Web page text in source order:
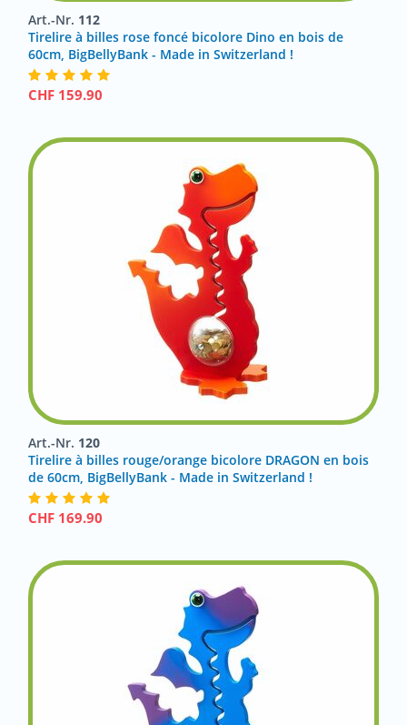
Art.-Nr. 112
Tirelire à billes rose foncé bicolore Dino en bois de
60cm, BigBellyBank - Made in Switzerland !
CHF 159.90
Art.-Nr. 120
Tirelire à billes rouge/orange bicolore DRAGON en bois
de 60cm, BigBellyBank - Made in Switzerland !
CHF 169.90